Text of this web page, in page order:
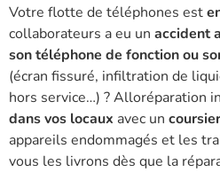
Votre flotte de téléphones est
collaborateurs a eu un accident
son téléphone de fonction ou
(écran fissuré, infiltration de
hors service…) ? Alloréparation
dans vos locaux avec un coursier
appareils endommagés et les
vous les livrons dès que la